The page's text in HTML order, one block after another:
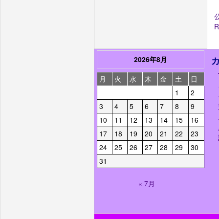
2026年8月
月
火 水 木 金 土
日
1
2
3
4 5 6 7 8
9
10
11 12 13 14 15
16
17
18 19 20 21 22
23
24
25 26 27 28 29
30
31
« 7月